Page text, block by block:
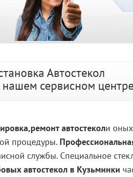
Автостекол
нашем сервисном центре
автостеколи
процедуры.
службы. Специальное
автостекол в Кузьминки